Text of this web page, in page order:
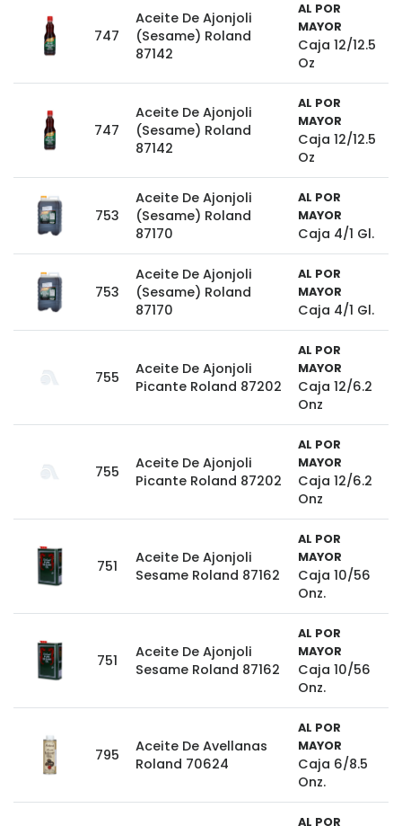
747
Aceite De Ajonjoli
(Sesame) Roland
87142
AL POR
MAYOR
Caja 12/12.5
Oz
747
Aceite De Ajonjoli
(Sesame) Roland
87142
AL POR
MAYOR
Caja 12/12.5
Oz
753
Aceite De Ajonjoli
(Sesame) Roland
87170
AL POR
MAYOR
Caja 4/1 Gl.
753
Aceite De Ajonjoli
(Sesame) Roland
87170
AL POR
MAYOR
Caja 4/1 Gl.
755
Aceite De Ajonjoli
Picante Roland 87202
AL POR
MAYOR
Caja 12/6.2
Onz
755
Aceite De Ajonjoli
Picante Roland 87202
AL POR
MAYOR
Caja 12/6.2
Onz
751
Aceite De Ajonjoli
Sesame Roland 87162
AL POR
MAYOR
Caja 10/56
Onz.
751
Aceite De Ajonjoli
Sesame Roland 87162
AL POR
MAYOR
Caja 10/56
Onz.
795
Aceite De Avellanas
Roland 70624
AL POR
MAYOR
Caja 6/8.5
Onz.
AL POR